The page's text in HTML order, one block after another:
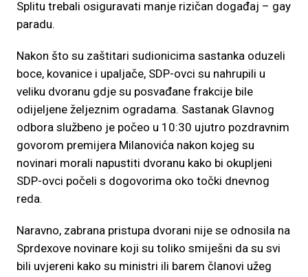
Splitu trebali osiguravati manje rizičan događaj – gay
paradu.
Nakon što su zaštitari sudionicima sastanka oduzeli
boce, kovanice i upaljače, SDP-ovci su nahrupili u
veliku dvoranu gdje su posvađane frakcije bile
odijeljene željeznim ogradama. Sastanak Glavnog
odbora službeno je počeo u 10:30 ujutro pozdravnim
govorom premijera Milanovića nakon kojeg su
novinari morali napustiti dvoranu kako bi okupljeni
SDP-ovci počeli s dogovorima oko točki dnevnog
reda.
Naravno, zabrana pristupa dvorani nije se odnosila na
Sprdexove novinare koji su toliko smiješni da su svi
bili uvjereni kako su ministri ili barem članovi užeg